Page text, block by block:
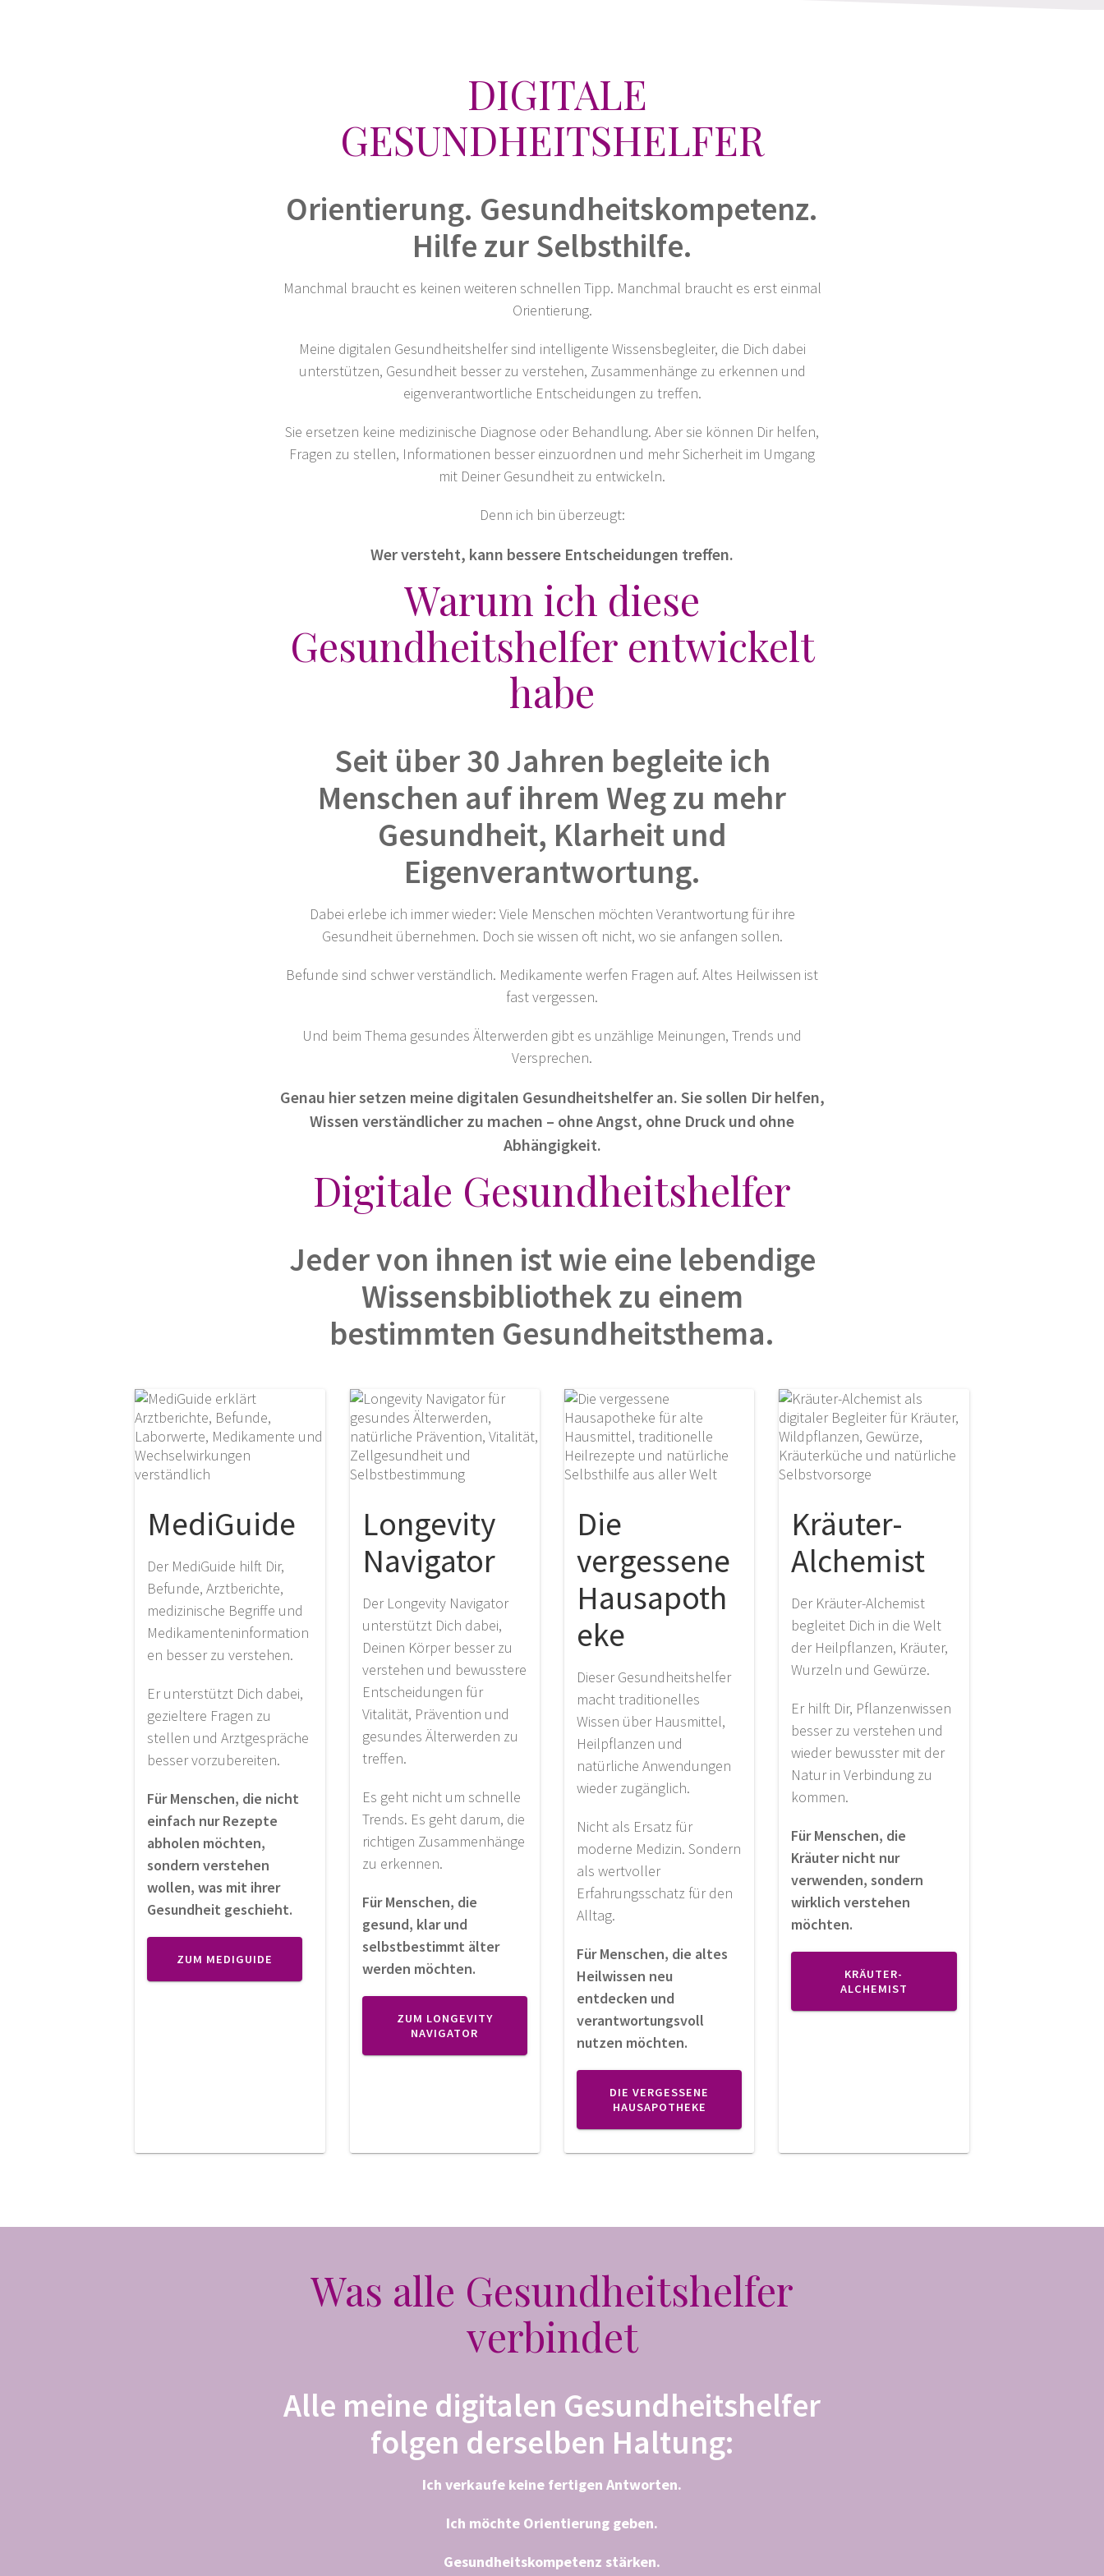
DIGITALE
GESUNDHEITSHELFER
Orientierung. Gesundheitskompetenz.
Hilfe zur Selbsthilfe.
Manchmal braucht es keinen weiteren schnellen Tipp. Manchmal braucht es erst einmal
Orientierung.
Meine digitalen Gesundheitshelfer sind intelligente Wissensbegleiter, die Dich dabei
unterstützen, Gesundheit besser zu verstehen, Zusammenhänge zu erkennen und
eigenverantwortliche Entscheidungen zu treffen.
Sie ersetzen keine medizinische Diagnose oder Behandlung. Aber sie können Dir helfen,
Fragen zu stellen, Informationen besser einzuordnen und mehr Sicherheit im Umgang
mit Deiner Gesundheit zu entwickeln.
Denn ich bin überzeugt:
Wer versteht, kann bessere Entscheidungen treffen.
Warum ich diese
Gesundheitshelfer entwickelt
habe
Seit über 30 Jahren begleite ich
Menschen auf ihrem Weg zu mehr
Gesundheit, Klarheit und
Eigenverantwortung.
Dabei erlebe ich immer wieder: Viele Menschen möchten Verantwortung für ihre
Gesundheit übernehmen. Doch sie wissen oft nicht, wo sie anfangen sollen.
Befunde sind schwer verständlich. Medikamente werfen Fragen auf. Altes Heilwissen ist
fast vergessen.
Und beim Thema gesundes Älterwerden gibt es unzählige Meinungen, Trends und
Versprechen.
Genau hier setzen meine digitalen Gesundheitshelfer an. Sie sollen Dir helfen,
Wissen verständlicher zu machen – ohne Angst, ohne Druck und ohne
Abhängigkeit.
Digitale Gesundheitshelfer
Jeder von ihnen ist wie eine lebendige
Wissensbibliothek zu einem
bestimmten Gesundheitsthema.
MediGuide
Der MediGuide hilft Dir,
Befunde, Arztberichte,
medizinische Begriffe und
Medikamenteninformation
en besser zu verstehen.
Er unterstützt Dich dabei,
gezieltere Fragen zu
stellen und Arztgespräche
besser vorzubereiten.
Für Menschen, die nicht
einfach nur Rezepte
abholen möchten,
sondern verstehen
wollen, was mit ihrer
Gesundheit geschieht.
ZUM MEDIGUIDE
Longevity
Navigator
Der Longevity Navigator
unterstützt Dich dabei,
Deinen Körper besser zu
verstehen und bewusstere
Entscheidungen für
Vitalität, Prävention und
gesundes Älterwerden zu
treffen.
Es geht nicht um schnelle
Trends. Es geht darum, die
richtigen Zusammenhänge
zu erkennen.
Für Menschen, die
gesund, klar und
selbstbestimmt älter
werden möchten.
ZUM LONGEVITY
NAVIGATOR
Die
vergessene
Hausapoth
eke
Dieser Gesundheitshelfer
macht traditionelles
Wissen über Hausmittel,
Heilpflanzen und
natürliche Anwendungen
wieder zugänglich.
Nicht als Ersatz für
moderne Medizin. Sondern
als wertvoller
Erfahrungsschatz für den
Alltag.
Für Menschen, die altes
Heilwissen neu
entdecken und
verantwortungsvoll
nutzen möchten.
DIE VERGESSENE
HAUSAPOTHEKE
Kräuter-
Alchemist
Der Kräuter-Alchemist
begleitet Dich in die Welt
der Heilpflanzen, Kräuter,
Wurzeln und Gewürze.
Er hilft Dir, Pflanzenwissen
besser zu verstehen und
wieder bewusster mit der
Natur in Verbindung zu
kommen.
Für Menschen, die
Kräuter nicht nur
verwenden, sondern
wirklich verstehen
möchten.
KRÄUTER-
ALCHEMIST
Was alle Gesundheitshelfer
verbindet
Alle meine digitalen Gesundheitshelfer
folgen derselben Haltung:
Ich verkaufe keine fertigen Antworten.
Ich möchte Orientierung geben.
Gesundheitskompetenz stärken.